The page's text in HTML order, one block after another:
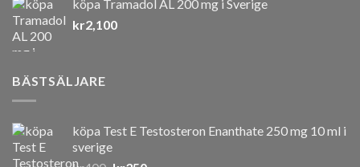
priset
var:
priset
köpa Tramadol AL 200 mg i Sverige
kr2,100
BÄSTSÄLJARE
köpa Test E Testosteron Enanthate 250 mg 10 ml i
sverige